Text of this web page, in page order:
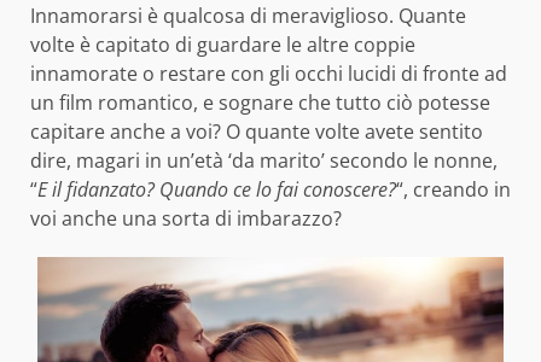
Innamorarsi è qualcosa di meraviglioso. Quante
volte è capitato di guardare le altre coppie
innamorate o restare con gli occhi lucidi di fronte ad
un film romantico, e sognare che tutto ciò potesse
capitare anche a voi? O quante volte avete sentito
dire, magari in un’età ‘da marito’ secondo le nonne,
“E il fidanzato? Quando ce lo fai conoscere?“, creando in
voi anche una sorta di imbarazzo?